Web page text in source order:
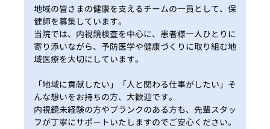
地域の皆さまの健康を支えるチームの一員として、保
健師を募集しています。
当院では、内視鏡検査を中心に、患者様一人ひとりに
寄り添いながら、予防医学や健康づくりに取り組む地
域医療を大切にしています。
「地域に貢献したい」「人と関わる仕事がしたい」そ
んな想いをお持ちの方、大歓迎です。
内視鏡未経験の方やブランクのある方も、先輩スタッ
フが丁寧にサポートいたしますのでご安心ください。